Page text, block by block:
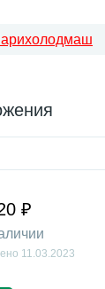
₽
11.03.2023